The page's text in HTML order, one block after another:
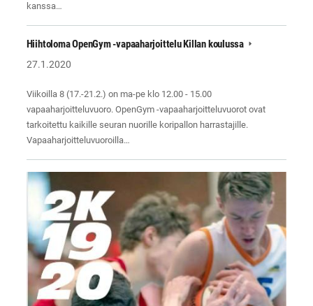
kanssa…
Hiihtoloma OpenGym -vapaaharjoittelu Killan koulussa
27.1.2020
Viikoilla 8 (17.-21.2.) on ma-pe klo 12.00 - 15.00
vapaaharjoitteluvuoro. OpenGym -vapaaharjoitteluvuorot ovat
tarkoitettu kaikille seuran nuorille koripallon harrastajille.
Vapaaharjoitteluvuoroilla…